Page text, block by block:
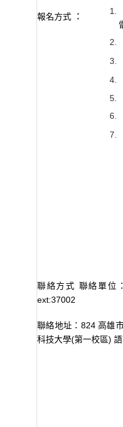
報名方式 ：
聯絡方式 聯絡單位
ext:37002
聯絡地址： 824高雄
科技大學(第一校區)